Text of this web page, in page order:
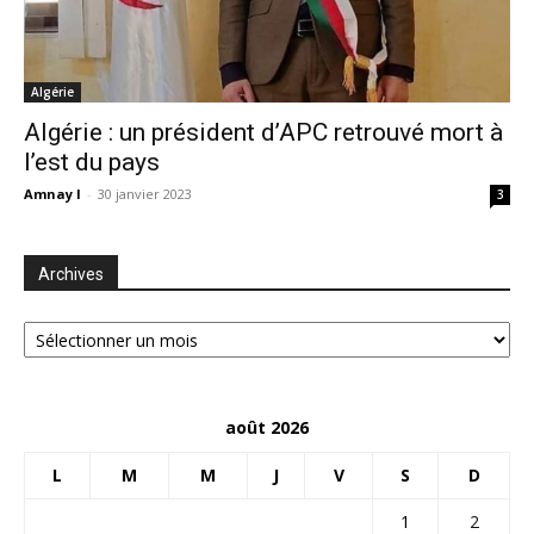
Algérie
Algérie : un président d’APC retrouvé mort à
l’est du pays
Amnay I - 30 janvier 2023 3
Archives
Archives
août 2026
L M M J V S D
1
2